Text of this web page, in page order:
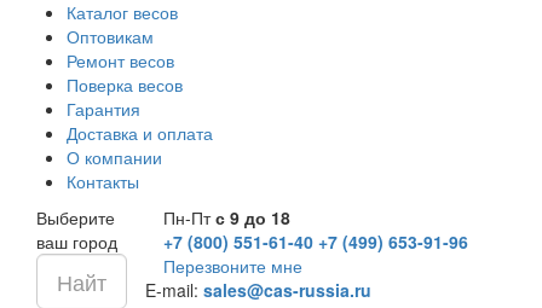
Каталог весов
Оптовикам
Ремонт весов
Поверка весов
Гарантия
Доставка и оплата
О компании
Контакты
Выберите
ваш город
Пн-Птс 9 до 18
+7 (800) 551-61-40 +7 (499) 653-91-96
Перезвоните мне
E-mail: sales@cas-russia.ru